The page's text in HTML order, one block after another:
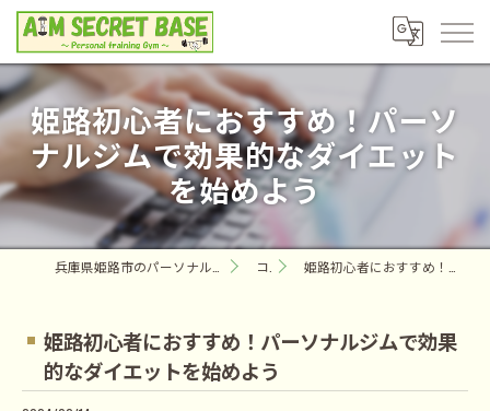
姫路初心者におすすめ！パーソ
ナルジムで効果的なダイエット
を始めよう
コラム 姫路初心者におすすめ！パーソナルジムで効果的なダイエットを始めよう
姫路初心者におすすめ！パーソナルジムで効果
的なダイエットを始めよう